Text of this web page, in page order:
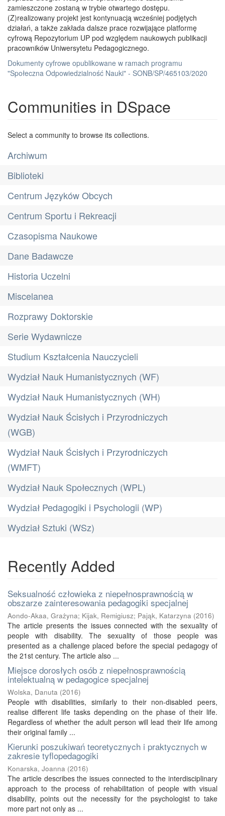
zamieszczone zostaną w trybie otwartego dostępu.
(Z)realizowany projekt jest kontynuacją wcześniej podjętych
działań, a także zakłada dalsze prace rozwijające platformę
cyfrową Repozytorium UP pod względem naukowych publikacji
pracowników Uniwersytetu Pedagogicznego.
Dokumenty cyfrowe opublikowane w ramach programu
"Społeczna Odpowiedzialność Nauki" - SONB/SP/465103/2020
Communities in DSpace
Select a community to browse its collections.
Archiwum
Biblioteki
Centrum Języków Obcych
Centrum Sportu i Rekreacji
Czasopisma Naukowe
Dane Badawcze
Historia Uczelni
Miscelanea
Rozprawy Doktorskie
Serie Wydawnicze
Studium Kształcenia Nauczycieli
Wydział Nauk Humanistycznych (WF)
Wydział Nauk Humanistycznych (WH)
Wydział Nauk Ścisłych i Przyrodniczych
(WGB)
Wydział Nauk Ścisłych i Przyrodniczych
(WMFT)
Wydział Nauk Społecznych (WPL)
Wydział Pedagogiki i Psychologii (WP)
Wydział Sztuki (WSz)
Recently Added
Seksualność człowieka z niepełnosprawnością w
obszarze zainteresowania pedagogiki specjalnej
Aondo-Akaa, Grażyna; Kijak, Remigiusz; Pająk, Katarzyna (2016)
The article presents the issues connected with the sexuality of
people with disability. The sexuality of those people was
presented as a challenge placed before the special pedagogy of
the 21st century. The article also ...
Miejsce dorosłych osób z niepełnosprawnością
intelektualną w pedagogice specjalnej
Wolska, Danuta (2016)
People with disabilities, similarly to their non-disabled peers,
realise different life tasks depending on the phase of their life.
Regardless of whether the adult person will lead their life among
their original family ...
Kierunki poszukiwań teoretycznych i praktycznych w
zakresie tyflopedagogiki
Konarska, Joanna (2016)
The article describes the issues connected to the interdisciplinary
approach to the process of rehabilitation of people with visual
disability, points out the necessity for the psychologist to take
more part not only as ...